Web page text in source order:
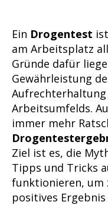
Ein Drogentest
am Arbeitsplatz
Gründe dafür
Gewährleistung
Aufrechterhaltung
Arbeitsumfelds.
immer mehr
Ziel ist es, die
Tipps und Tricks
funktionieren, um
positives